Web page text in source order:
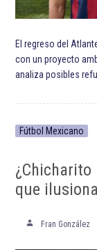
El regreso del
con un proyecto
analiza posibles
Fútbol Mexicano
que
Fran González